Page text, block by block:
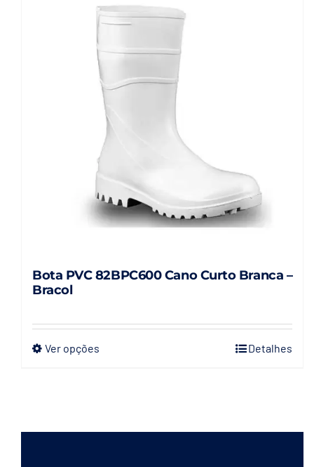
Bota PVC 82BPC600 Cano Curto Branca –
Bracol
Ver opçõesEste
variantes.
Detalhes